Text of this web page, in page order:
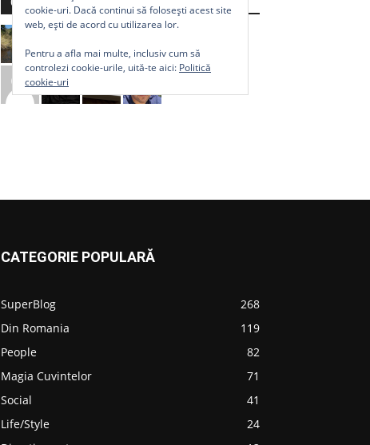
Comunitate
cookie-uri. Dacă continui să folosești acest site
web, ești de acord cu utilizarea lor.
Pentru a afla mai multe, inclusiv cum să
controlezi cookie-urile, uită-te aici: Politică
cookie-uri
CATEGORIE POPULARĂ
SuperBlog
268
Din Romania
119
People
82
Magia Cuvintelor
71
Social
41
Life/Style
24